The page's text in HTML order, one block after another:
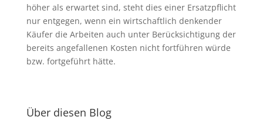
höher als erwartet sind, steht dies einer Ersatzpflicht
nur entgegen, wenn ein wirtschaftlich denkender
Käufer die Arbeiten auch unter Berücksichtigung der
bereits angefallenen Kosten nicht fortführen würde
bzw. fortgeführt hätte.
Über diesen Blog